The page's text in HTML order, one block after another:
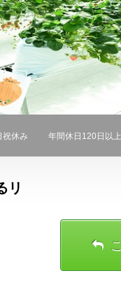
祝休み 年間休日120日以上
リ